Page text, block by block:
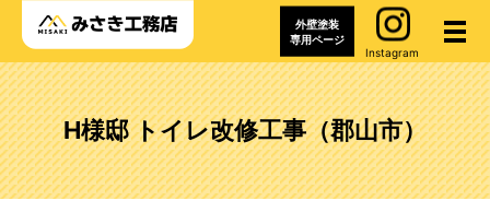
メ
外壁塗装
専用ページ
Instagram
H様邸 トイレ改修工事（郡山市）